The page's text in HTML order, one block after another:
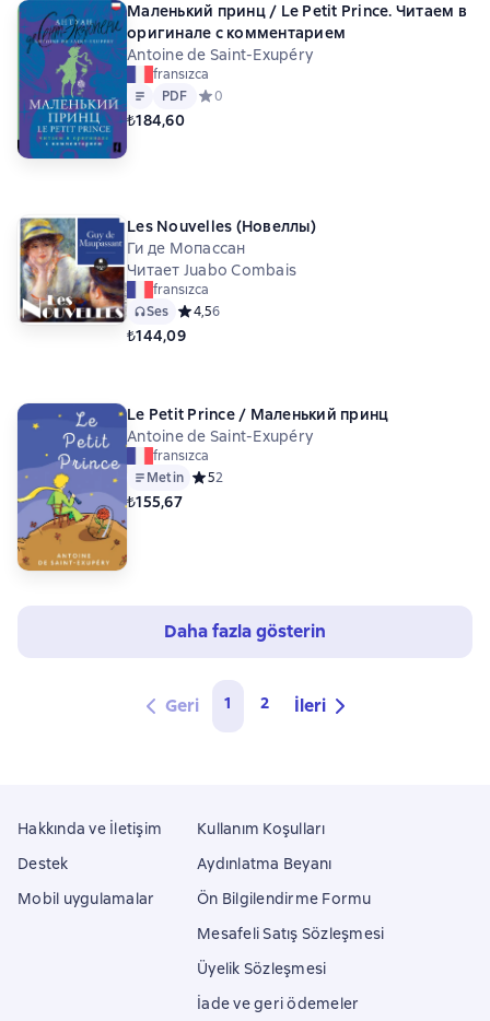
Маленький принц / Le Petit Prince. Читаем в
оригинале с комментарием
Antoine de Saint-Exupéry
fransızca
Metin
PDF
PDF Средний рейтинг 0 на основе 0 оценок
0
₺184,60
Les Nouvelles (Новеллы)
Ги де Мопассан
Читает Juabo Combais
fransızca
Ses Средний рейтинг 4,5 на основе 6 оценок
4,56
₺144,09
Le Petit Prince / Маленький принц
Antoine de Saint-Exupéry
fransızca
Metin Средний рейтинг 5 на основе 2 оценок
52
₺155,67
Daha fazla gösterin
Geri 1 2 İleri
Hakkında ve İletişim
Destek
Mobil uygulamalar
Kullanım Koşulları
Aydınlatma Beyanı
Ön Bilgilendirme Formu
Mesafeli Satış Sözleşmesi
Üyelik Sözleşmesi
İade ve geri ödemeler